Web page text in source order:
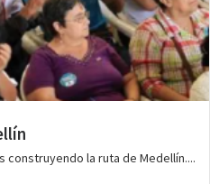
construyendo la ruta de Medellín....